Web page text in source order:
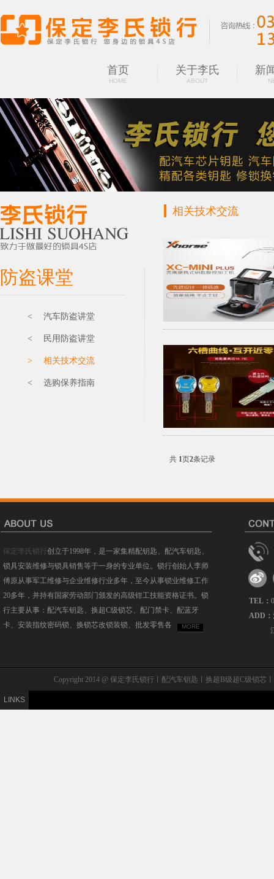
首页
HOME
关于李氏
ABOUT
新
防盗课堂
< 汽车防盗讲堂
< 民用防盗讲堂
> 相关技术交流
< 选购保养指南
相关技术交流
共 1页2条记录
保定李氏锁行创立于1998年，是一家集精配钥匙、配汽车钥匙、
锁具安装维修与锁具销售等于一身的专业单位。锁行创始人李师
傅原从事军工维修与企业维修行业多年，至今从事锁业维修工作
20多年，并持有国家劳动部门颁发的高级钳工技能资格证书。锁
行主要从事：配汽车钥匙、换超C级锁芯、配门禁卡、配蓝牙
卡、安装指纹密码锁、换锁芯改锁装锁、批发零售各
MORE
TEL：
ADD：
Copyright 2014 @ 保定李氏锁行丨配汽车钥匙丨换超B级超C级锁
LINKS